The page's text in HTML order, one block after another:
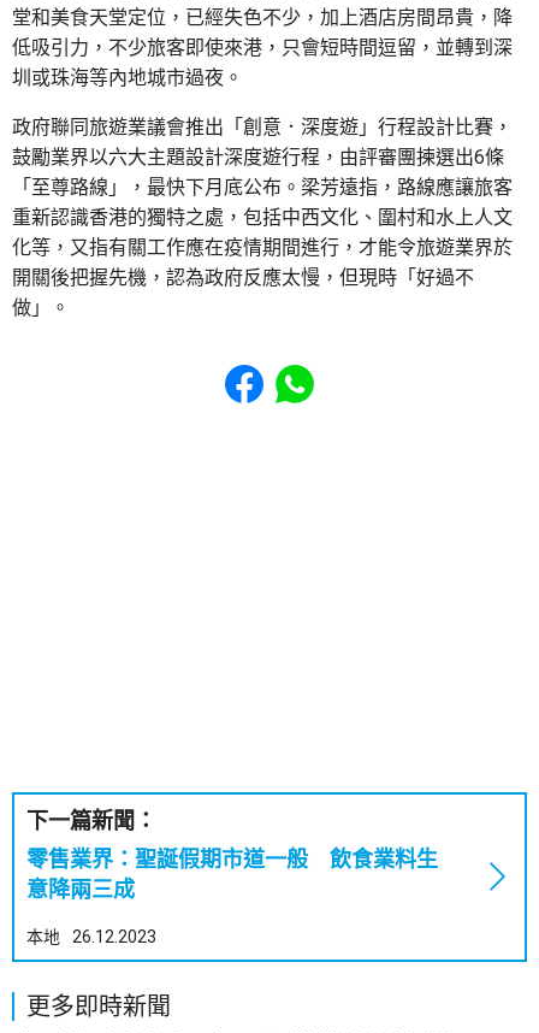
堂和美食天堂定位，已經失色不少，加上酒店房間昂貴，降
低吸引力，不少旅客即使來港，只會短時間逗留，並轉到深
圳或珠海等內地城市過夜。
政府聯同旅遊業議會推出「創意．深度遊」行程設計比賽，
鼓勵業界以六大主題設計深度遊行程，由評審團揀選出6條
「至尊路線」，最快下月底公布。梁芳遠指，路線應讓旅客
重新認識香港的獨特之處，包括中西文化、圍村和水上人文
化等，又指有關工作應在疫情期間進行，才能令旅遊業界於
開關後把握先機，認為政府反應太慢，但現時「好過不
做」。
Share to Facebook
Share to WhatsApp
下一篇新聞：
零售業界：聖誕假期市道一般 飲食業料生
意降兩三成
本地 26.12.2023
更多即時新聞